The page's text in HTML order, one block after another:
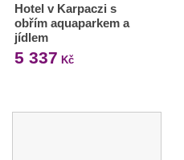
Hotel v Karpaczi s
obřím aquaparkem a
jídlem
5 337 Kč